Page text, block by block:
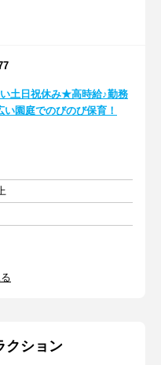
い土日祝休み★高時給♪勤務
園庭でのびのび保育！
クション